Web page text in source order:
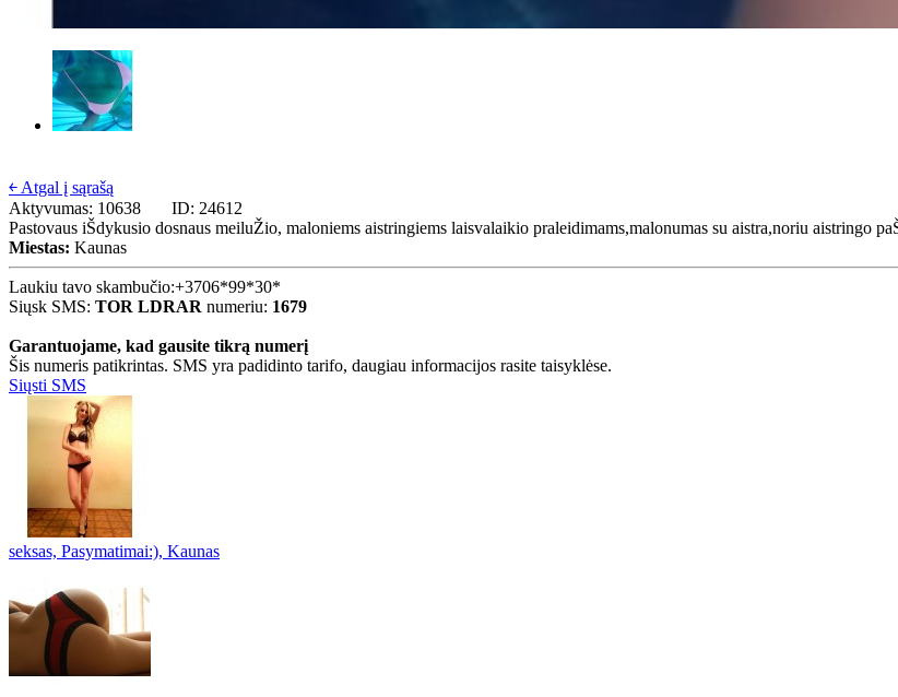
￩ Atgal į sąrašą
Aktyvumas: 10638 ID: 24612
Pastovaus iŠdykusio dosnaus meiluŽio, maloniems aistringiems laisvalaikio praleidimams,malonumas su aistra,noriu aistringo
Miestas: Kaunas
Laukiu tavo skambučio:+3706*99*30*
Siųsk SMS: TOR LDRAR numeriu: 1679
Garantuojame, kad gausite tikrą numerį
Šis numeris patikrintas. SMS yra padidinto tarifo, daugiau informacijos rasite taisyklėse.
Siųsti SMS
seksas, Pasymatimai:), Kaunas